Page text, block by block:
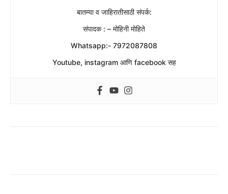
बातम्या व जाहिरातीसाठी संपर्क:
संपादक : – मोहिनी मोहिते
Whatsapp:- 7972087808
Youtube, instagram आणि facebook सह